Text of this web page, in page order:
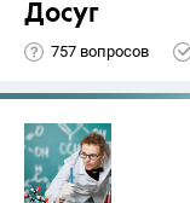
Досуг
757 вопросов